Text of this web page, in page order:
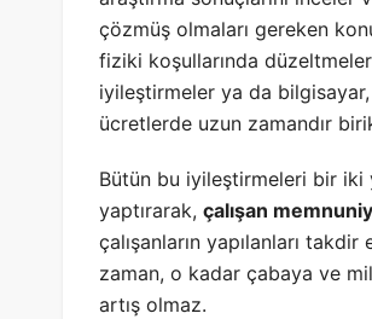
çözmüş olmaları gereken
fiziki koşullarında
iyileştirmeler ya da
ücretlerde uzun zamandır
Bütün bu iyileştirmeleri bir iki
yaptırarak, çalışan
çalışanların yapılanları
zaman, o kadar çabaya ve
artış olmaz.